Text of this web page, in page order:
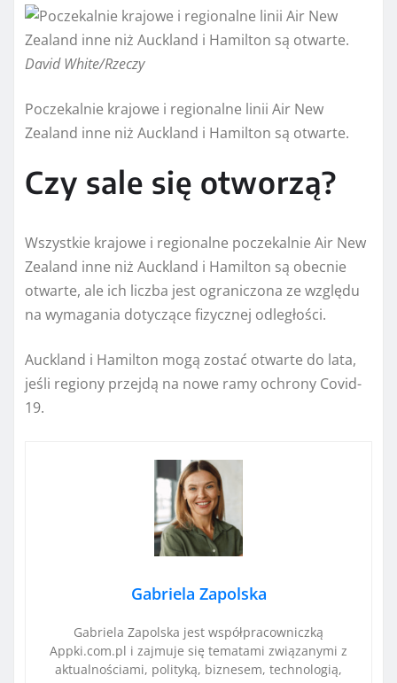
David White/Rzeczy
Poczekalnie krajowe i regionalne linii Air New
Zealand inne niż Auckland i Hamilton są otwarte.
Czy sale się otworzą?
Wszystkie krajowe i regionalne poczekalnie Air New
Zealand inne niż Auckland i Hamilton są obecnie
otwarte, ale ich liczba jest ograniczona ze względu
na wymagania dotyczące fizycznej odległości.
Auckland i Hamilton mogą zostać otwarte do lata,
jeśli regiony przejdą na nowe ramy ochrony Covid-
19.
Gabriela Zapolska
Gabriela Zapolska jest współpracowniczką
Appki.com.pl i zajmuje się tematami związanymi z
aktualnościami, polityką, biznesem, technologią,